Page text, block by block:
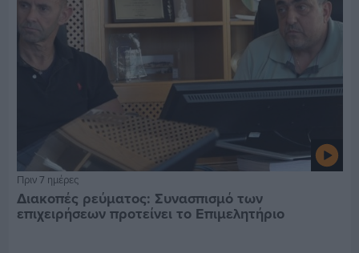
Πριν 7 ημέρες
Διακοπές ρεύματος: Συνασπισμό των
επιχειρήσεων προτείνει το Επιμελητήριο